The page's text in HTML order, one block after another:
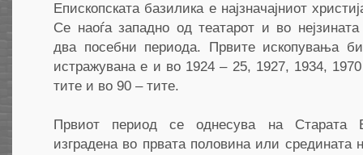
Епископската базилика е најзначајниот
Се наоѓа западно од театарот и во нејзината
два посебни периода. Првите ископувања
истражувана е и во 1924 – 25, 1927, 1934,
тите и во 90 – тите.
Првиот период се однесува на Старата
изградена во првата половина или средината